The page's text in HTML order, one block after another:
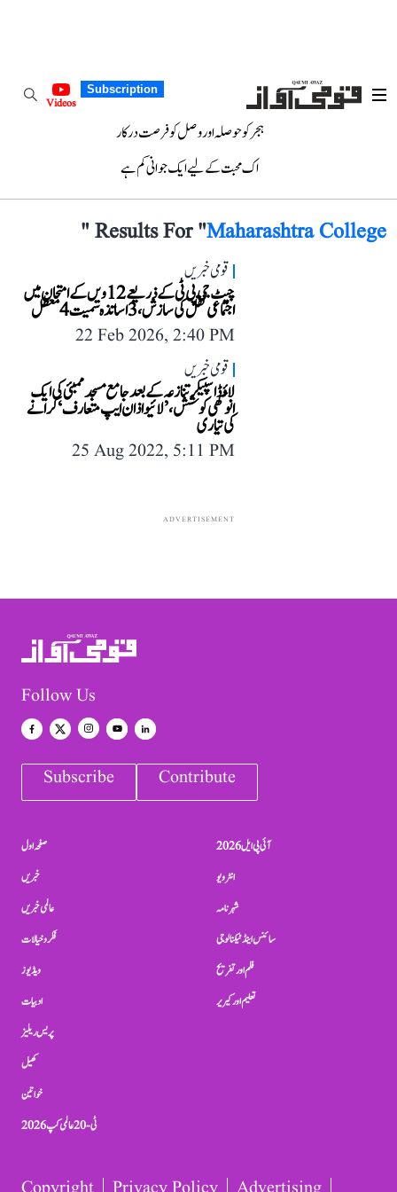
Subscription
Videos
ہجر کو حوصلہ اور وصل کو فرصت درکار
اک محبت کے لیے ایک جوانی کم ہے
Results For "Maharashtra College
"
قومی خبریں
چیٹ جی پی ٹی کے ذریعے 12 ویں کے امتحان میں
اجتماعی نقل کی سازش، 3 اساتذہ سمیت 4 معطل
22 Feb 2026, 2:40 PM
قومی خبریں
لاؤڈ اسپیکر تنازعہ کے بعد جامع مسجد ممبئی کی ایک
انوکھی کوشش، ’لائیو اذان ایپ متعارف‘ کرانے
کی تیاری
25 Aug 2022, 5:11 PM
ADVERTISEMENT
Follow Us
Subscribe Contribute
صفحہ اول
خبریں
عالمی خبریں
فکر و خیالات
ویڈیوز
ادبیات
پریس ریلیز
کھیل
خواتین
ٹی-20 عالمی کپ 2026
آئی پی ایل 2026
انٹرویو
شہرنامہ
سائنس اینڈ ٹیکنالوجی
فلم اور تفریح
تعلیم اور کیریر